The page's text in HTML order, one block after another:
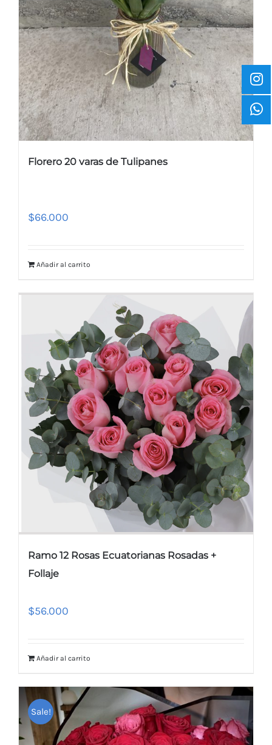
Florero 20 varas de Tulipanes
$66.000
Añadir al carrito
Ramo 12 Rosas Ecuatorianas Rosadas +
Follaje
$56.000
Añadir al carrito
Sale!